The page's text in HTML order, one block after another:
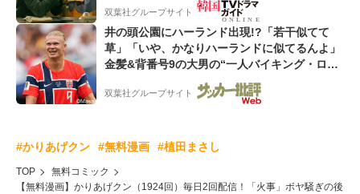
双葉社グループサイト
井の頭公園にハーランド出現!?「若干似てて
草」「いや、かなりハーランドに似てるんよ」
金髪&背番号9の大男の“一人バイキング・ロ
ー”映像が話題!「元気をもらった」
双葉社グループサイト
#かりあげクン #無料漫画 #植田まさし
TOP
無料コミック
【無料漫画】かりあげクン（1924回）毎日2回配信！「火事」ボヤ騒ぎの後